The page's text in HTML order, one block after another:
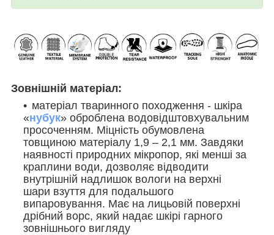
Зовнішній матеріал:
матеріал тваринного походження - шкіра
«нубук» оброблена водовідштовхувальним
просоченням. Міцність обумовлена
товщиною матеріалу 1,9 – 2,1 мм. Завдяки
наявності природних мікропор, які менші за
краплини води, дозволяє відводити
внутрішній надлишок вологи на верхні
шари взуття для подальшого
випаровування. Має на лицьовій поверхні
дрібний ворс, який надає шкірі гарного
зовнішнього вигляду